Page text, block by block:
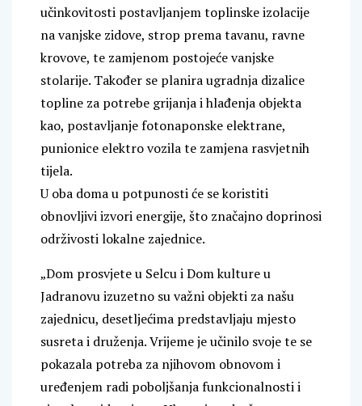
učinkovitosti postavljanjem toplinske izolacije
na vanjske zidove, strop prema tavanu, ravne
krovove, te zamjenom postojeće vanjske
stolarije. Također se planira ugradnja dizalice
topline za potrebe grijanja i hlađenja objekta
kao, postavljanje fotonaponske elektrane,
punionice elektro vozila te zamjena rasvjetnih
tijela.
U oba doma u potpunosti će se koristiti
obnovljivi izvori energije, što značajno doprinosi
održivosti lokalne zajednice.
„Dom prosvjete u Selcu i Dom kulture u
Jadranovu izuzetno su važni objekti za našu
zajednicu, desetljećima predstavljaju mjesto
susreta i druženja. Vrijeme je učinilo svoje te se
pokazala potreba za njihovom obnovom i
uređenjem radi poboljšanja funkcionalnosti i